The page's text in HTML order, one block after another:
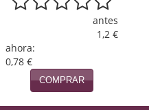
antes
1,2 €
ahora:
0,78 €
COMPRAR